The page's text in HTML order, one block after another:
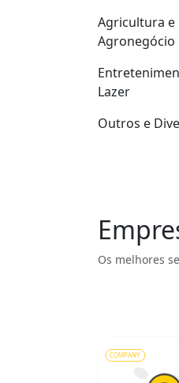
Agricultura e
Agronegócio
Lazer
Outros e
Os melhores
COMPANY